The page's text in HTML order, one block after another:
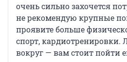
очень сильно захочется
не рекомендую крупные
проявите больше
спорт, кардиотренировки.
вокруг — вам стоит пойти